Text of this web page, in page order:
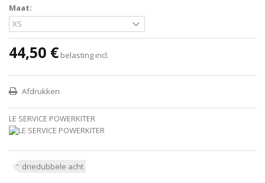
Maat:
44,50 € belasting incl.
Afdrukken
LE SERVICE POWERKITER
driedubbele acht